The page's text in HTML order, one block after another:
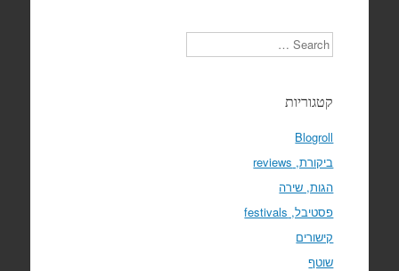
Search
קטגוריות
Blogroll
ביקורת, reviews
הגות, שירה
פסטיבל, festivals
קישורים
שוטף